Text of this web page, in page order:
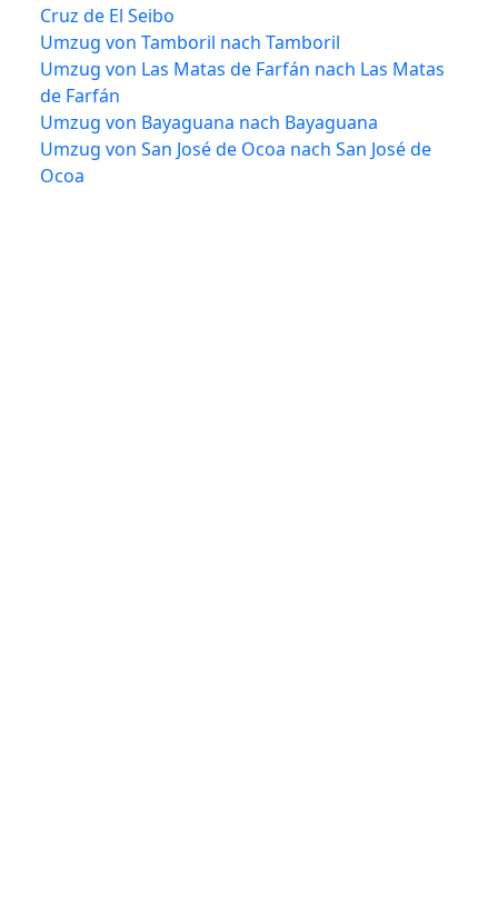
Cruz de El Seibo
Umzug von Tamboril nach Tamboril
Umzug von Las Matas de Farfán nach Las Matas
de Farfán
Umzug von Bayaguana nach Bayaguana
Umzug von San José de Ocoa nach San José de
Ocoa